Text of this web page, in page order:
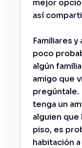
mejor
así
Familiares y
poco
algún
amigo que
pregúntale.
tenga un
alguien
piso, es
habitación